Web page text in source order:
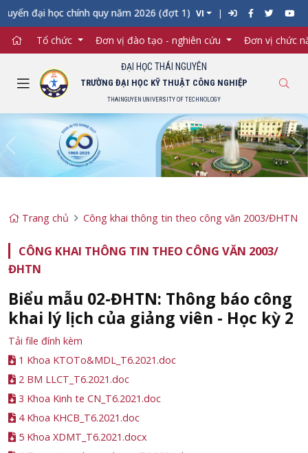
đại học chính quy năm 2026 (đợt 1) vào Trường Đại học Kỹ
VI
Tổ chức Đơn vị đào tạo - nghiên cứu Đơn vị chức
ĐẠI HỌC THÁI NGUYÊN
TRƯỜNG ĐẠI HỌC KỸ THUẬT CÔNG NGHIỆP
THAINGUYEN UNIVERSITY OF TECHNOLOGY
Previous
Trang chủ Công khai thông tin theo công văn 2003/ĐHTN
CÔNG KHAI THÔNG TIN THEO CÔNG VĂN 2003/
ĐHTN
Biểu mẫu 02-ĐHTN: Thông báo công
khai lý lịch của giảng viên - Học kỳ 2
Tải file đính kèm
1 Khoa KTOTo&MDL_T6.2021.doc
2 BM LLCT_T6.2021.doc
3 Khoa Kinh te CN_T6.2021.doc
4 Khoa KHCB_T6.2021.doc
5 Khoa XDMT_T6.2021.docx